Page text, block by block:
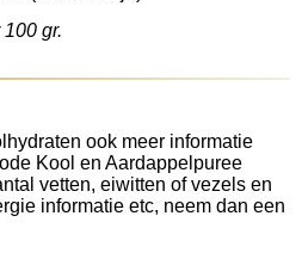
gr.
ook meer informatie
Kool en Aardappelpuree
vetten, eiwitten of vezels en
informatie etc, neem dan een